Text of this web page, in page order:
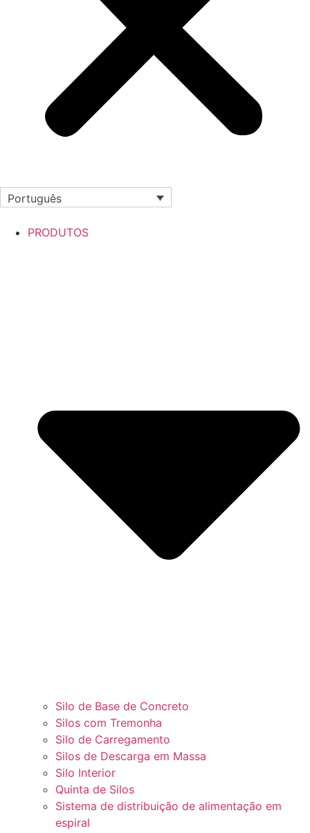
Português
PRODUTOS
Silo de Base de Concreto
Silos com Tremonha
Silo de Carregamento
Silos de Descarga em Massa
Silo Interior
Quinta de Silos
Sistema de distribuição de alimentação em
espiral